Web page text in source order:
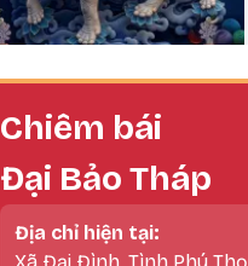
Chiêm bái
Đại Bảo Tháp
Địa chỉ hiện tại:
Xã Đại Đình, Tình Phú Thọ